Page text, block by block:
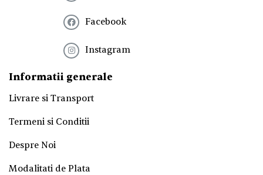
Facebook
Instagram
Informatii generale
Livrare si Transport
Termeni si Conditii
Despre Noi
Modalitati de Plata